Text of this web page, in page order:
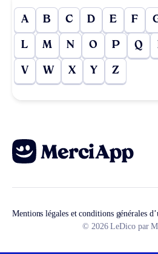
A B C D E F
L M N O P Q
V W X Y Z
Mentions légales et conditions générales
© 2026 LeDico par